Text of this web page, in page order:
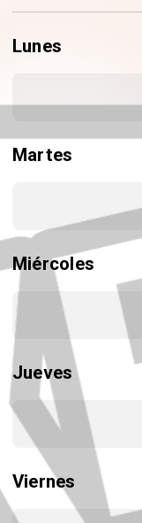
Lunes
Martes
Miércoles
Jueves
Viernes